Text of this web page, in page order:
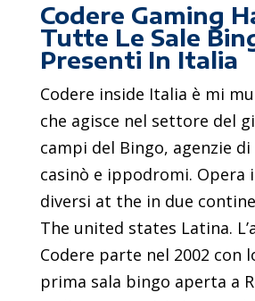
Codere Gaming
Tutte Le Sale
Presenti In Italia
Codere inside Italia è mi
che agisce nel settore del
campi del Bingo, agenzie di
casinò e ippodromi. Opera
diversi at the in due
The united states Latina.
Codere parte nel 2002 con
prima sala bingo aperta a